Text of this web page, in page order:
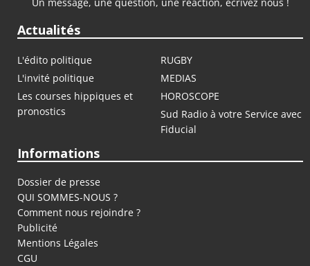
Actualités
L'édito politique
RUGBY
L'invité politique
MEDIAS
Les courses hippiques et
pronostics
HOROSCOPE
Sud Radio à votre Service avec
Fiducial
Informations
Dossier de presse
QUI SOMMES-NOUS ?
Comment nous rejoindre ?
Publicité
Mentions Légales
CGU